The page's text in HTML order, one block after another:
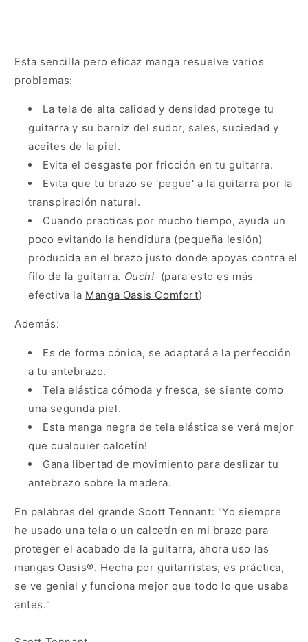
Esta sencilla pero eficaz manga resuelve varios
problemas:
La tela de alta calidad y densidad protege tu
guitarra y su barniz del sudor, sales, suciedad y
aceites de la piel.
Evita el desgaste por fricción en tu guitarra.
Evita que tu brazo se 'pegue' a la guitarra por la
transpiración natural.
Cuando practicas por mucho tiempo, ayuda un
poco evitando la hendidura (pequeña lesión)
producida en el brazo justo donde apoyas contra el
filo de la guitarra. Ouch! (para esto es más
efectiva la Manga Oasis Comfort)
Además:
Es de forma cónica, se adaptará a la perfección
a tu antebrazo.
Tela elástica cómoda y fresca, se siente como
una segunda piel.
Esta manga negra de tela elástica se verá mejor
que cualquier calcetín!
Gana libertad de movimiento para deslizar tu
antebrazo sobre la madera.
En palabras del grande Scott Tennant: "Yo siempre
he usado una tela o un calcetín en mi brazo para
proteger el acabado de la guitarra, ahora uso las
mangas Oasis®. Hecha por guitarristas, es práctica,
se ve genial y funciona mejor que todo lo que usaba
antes."